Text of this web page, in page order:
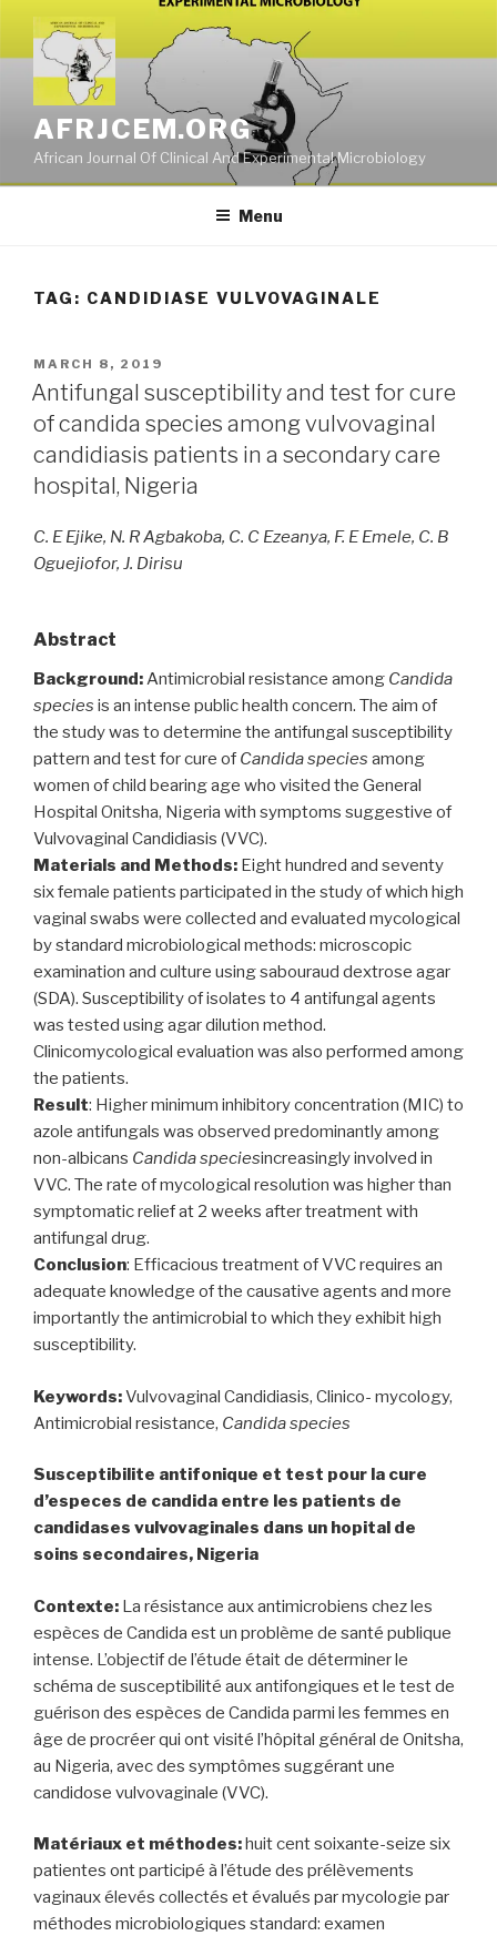
content
AFRJCEM.ORG
African Journal Of Clinical And Experimental Microbiology
Menu
TAG: CANDIDIASE VULVOVAGINALE
POSTED
ON
MARCH 8, 2019
Antifungal susceptibility and test for cure
of candida species among vulvovaginal
candidiasis patients in a secondary care
hospital, Nigeria
C. E Ejike, N. R Agbakoba, C. C Ezeanya, F. E Emele, C. B
Oguejiofor, J. Dirisu
Abstract
Background:Antimicrobial resistance among Candida
species is an intense public health concern. The aim of
the study was to determine the antifungal susceptibility
pattern and test for cure of Candida species among
women of child bearing age who visited the General
Hospital Onitsha, Nigeria with symptoms suggestive of
Vulvovaginal Candidiasis (VVC).
Materials and Methods: Eight hundred and seventy
six female patients participated in the study of which high
vaginal swabs were collected and evaluated mycological
by standard microbiological methods: microscopic
examination and culture using sabouraud dextrose agar
(SDA). Susceptibility of isolates to 4 antifungal agents
was tested using agar dilution method.
Clinicomycological evaluation was also performed among
the patients.
Result: Higher minimum inhibitory concentration (MIC) to
azole antifungals was observed predominantly among
non-albicans Candida speciesincreasingly involved in
VVC. The rate of mycological resolution was higher than
symptomatic relief at 2 weeks after treatment with
antifungal drug.
Conclusion: Efficacious treatment of VVC requires an
adequate knowledge of the causative agents and more
importantly the antimicrobial to which they exhibit high
susceptibility.
Keywords:Vulvovaginal Candidiasis, Clinico- mycology,
Antimicrobial resistance, Candida species
Susceptibilite antifonique et test pour la cure
d’especes de candida entre les patients de
candidases vulvovaginales dans un hopital de
soins secondaires, Nigeria
Contexte: La résistance aux antimicrobiens chez les
espèces de Candida est un problème de santé publique
intense. L’objectif de l’étude était de déterminer le
schéma de susceptibilité aux antifongiques et le test de
guérison des espèces de Candida parmi les femmes en
âge de procréer qui ont visité l’hôpital général de Onitsha,
au Nigeria, avec des symptômes suggérant une
candidose vulvovaginale (VVC).
Matériaux et méthodes:huit cent soixante-seize six
patientes ont participé à l’étude des prélèvements
vaginaux élevés collectés et évalués par mycologie par
méthodes microbiologiques standard: examen